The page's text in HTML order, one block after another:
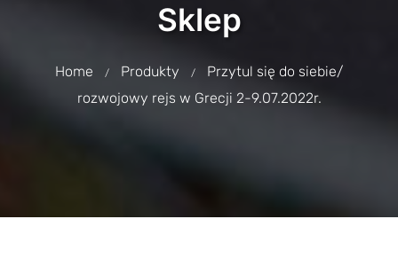
Sklep
Home / Produkty /
Przytul się do siebie/
rozwojowy rejs w Grecji 2-9.07.2022r.